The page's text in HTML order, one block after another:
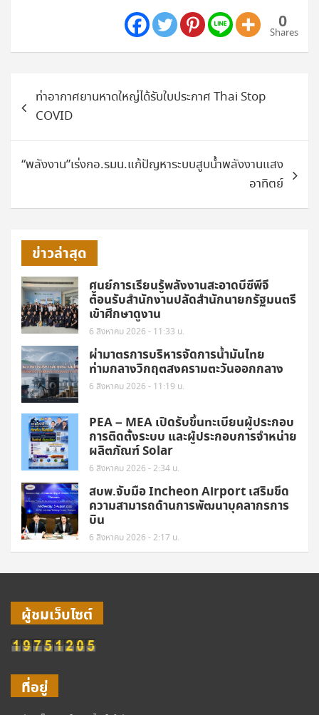
0
Shares
แนะแนว
เรื่องท่าอากาศยานหาดใหญ่ได้รับใบประกาศ Thai Stop
COVID
“พลังงาน”เร่งกอ.รมน.แก้ปัญหาระบบสูบน้ำพลังงานแสง
อาทิตย์
ข่าวล่าสุด
ศูนย์การเรียนรู้พลังงานสะอาดบีซีพีจี
ต้อนรับสำนักงานปลัดสำนักนายกรัฐมนตรี
เข้าศึกษาดูงาน
6 สิงหาคม 2026 - 11:33 น.
ผ่ามาตรการบริหารจัดการน้ำมันไทย
ท่ามกลางวิกฤตสงครามตะวันออกกลาง
6 สิงหาคม 2026 - 11:19 น.
PEA – MEA เปิดรับขึ้นทะเบียนผู้ประกอบ
การติดตั้งระบบ และผู้ประกอบการจำหน่าย
ผลิตภัณฑ์ Solar
6 สิงหาคม 2026 - 2:34 น.
สบพ.จับมือ Incheon Airport เสริมขีด
ความสามารถด้านการพัฒนาบุคลากรการ
บิน
6 สิงหาคม 2026 - 2:17 น.
ผู้ชมเว็บไซต์
ที่อยู่